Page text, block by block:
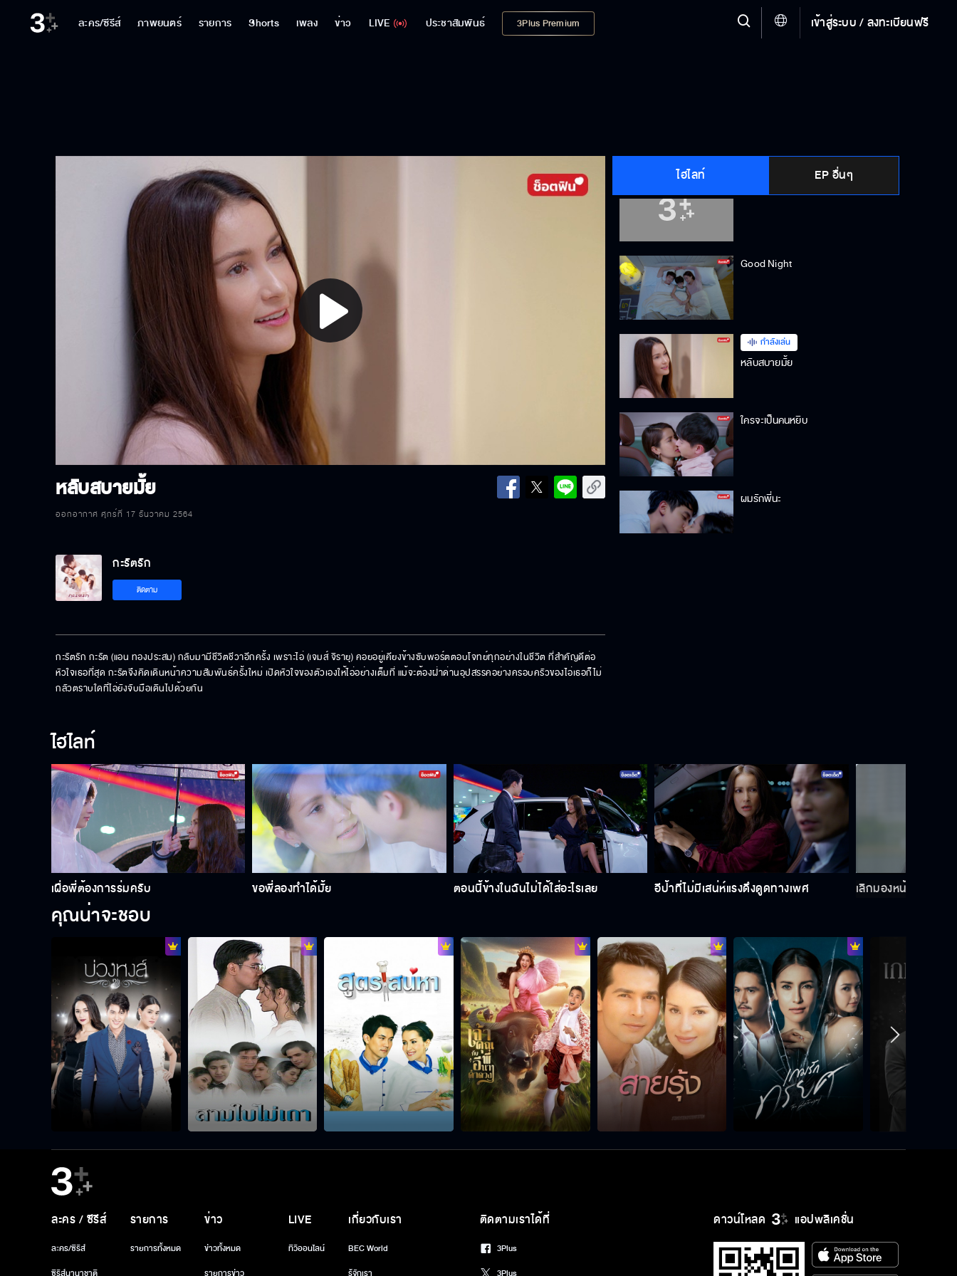
ละคร/ซีรีส์ ภาพยนตร์ รายการ Shorts เพลง ข่าว LIVE ประชาสัมพันธ์ 3Plus Premium เข้าสู่ระบบ / ลงทะเบียนฟรี
Play
Video
หลับสบายมั้ย
ออกอากาศ ศุกร์ที่ 17 ธันวาคม 2564
ไฮไลท์ EP อื่นๆ
คำก็เด็ก สองคำก็เด็ก เด็กไม่มีหัวใจเห
Good Night
กำลังเล่น
หลับสบายมั้ย
ใครจะเป็นคนหยิบ
ผมรักพี่นะ
ครั้งนี้ ผมไม่ขอโทษนะครับ
จูบพี่จะสู้พี่กะรัตได้มั้ยนะ
กับผู้หญิงคนอื่นเคยจูบมั้ย
เธอเป็นความฝันของผู้หญิงแก่ๆ คน
หนึ่ง
กะรัตรัก
ติดตาม
กะรัตรัก กะรัต (แอน ทองประสม) กลับมามีชีวิตชีวาอีกครั้ง เพราะไอ่ (เจมส์ จิรายุ) คอยอยู่เคียงข้างซับพอร์ตตอบโจทย์ทุกอย่างในชีวิต ที่สำคัญดีต่อ
หัวใจเธอที่สุด กะรัตจึงคิดเดินหน้าความสัมพันธ์ครั้งใหม่ เปิดหัวใจของตัวเองให้ไอ่อย่างเต็มที่ แม้จะต้องฝ่าด่านอุปสรรคอย่างครอบครัวของไอ่เธอก็ไม่
กลัวตราบใดที่ไอ่ยังจับมือเดินไปด้วยกัน
ไฮไลท์
เผื่อพี่ต้องการร่มครับ ขอพี่ลองทำได้มั้ย ตอนนี้ข้างในฉันไม่ได้ใส่อะไรเลย อีป้าที่ไม่มีเสน่ห์แรงดึงดูดทางเพศ เลิกมองหน้าพี่เหมือ
คุณน่าจะชอบ
ดาวน์โหลด แอปพลิเคชั่น
ละคร / ซีรีส์
ละคร/ซีรีส์
รายการ
รายการทั้งหมด
ข่าว
ข่าวทั้งหมด
LIVE
ทีวีออนไลน์
เกี่ยวกับเรา
BEC World
ติดตามเราได้ที่
3Plus